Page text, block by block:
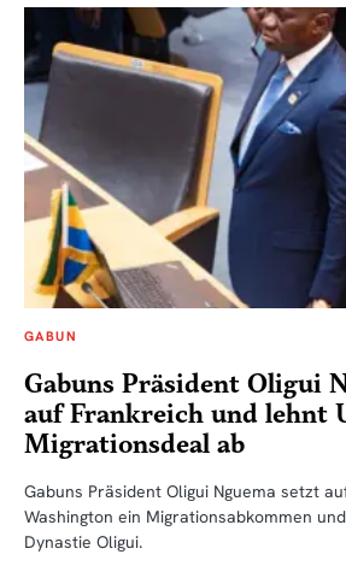
GABUN
Gabuns Präsident Oligui
auf Frankreich und lehnt
Migrationsdeal ab
Gabuns Präsident Oligui Nguema setzt
Washington ein Migrationsabkommen
Dynastie Oligui.